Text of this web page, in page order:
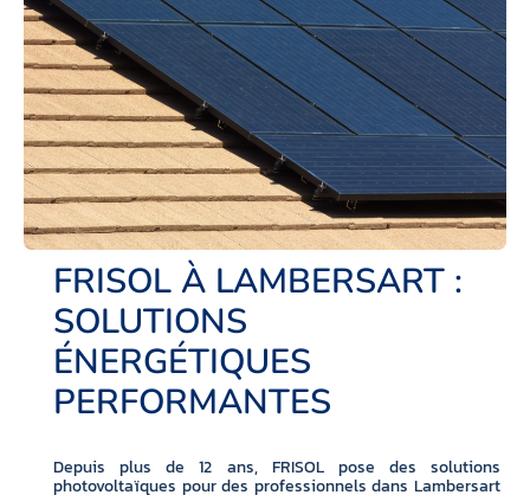
FRISOL À LAMBERSART :
SOLUTIONS
ÉNERGÉTIQUES
PERFORMANTES
Depuis plus de 12 ans, FRISOL pose des solutions
photovoltaïques pour des professionnels dans Lambersart